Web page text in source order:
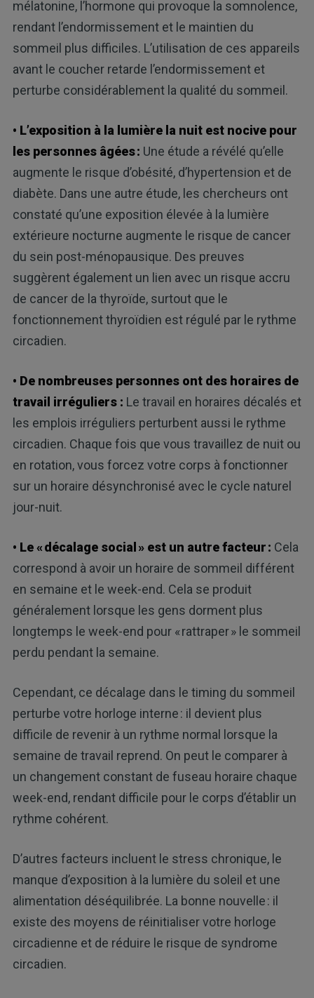
mélatonine, l’hormone qui provoque la somnolence,
rendant l’endormissement et le maintien du
sommeil plus difficiles. L’utilisation de ces appareils
avant le coucher retarde l’endormissement et
perturbe considérablement la qualité du sommeil.
• L’exposition à la lumière la nuit est nocive pour
les personnes âgées : Une étude a révélé qu’elle
augmente le risque d’obésité, d’hypertension et de
diabète. Dans une autre étude, les chercheurs ont
constaté qu’une exposition élevée à la lumière
extérieure nocturne augmente le risque de cancer
du sein post-ménopausique. Des preuves
suggèrent également un lien avec un risque accru
de cancer de la thyroïde, surtout que le
fonctionnement thyroïdien est régulé par le rythme
circadien.
• De nombreuses personnes ont des horaires de
travail irréguliers : Le travail en horaires décalés et
les emplois irréguliers perturbent aussi le rythme
circadien. Chaque fois que vous travaillez de nuit ou
en rotation, vous forcez votre corps à fonctionner
sur un horaire désynchronisé avec le cycle naturel
jour-nuit.
• Le « décalage social » est un autre facteur : Cela
correspond à avoir un horaire de sommeil différent
en semaine et le week-end. Cela se produit
généralement lorsque les gens dorment plus
longtemps le week-end pour « rattraper » le sommeil
perdu pendant la semaine.
Cependant, ce décalage dans le timing du sommeil
perturbe votre horloge interne : il devient plus
difficile de revenir à un rythme normal lorsque la
semaine de travail reprend. On peut le comparer à
un changement constant de fuseau horaire chaque
week-end, rendant difficile pour le corps d’établir un
rythme cohérent.
D’autres facteurs incluent le stress chronique, le
manque d’exposition à la lumière du soleil et une
alimentation déséquilibrée. La bonne nouvelle : il
existe des moyens de réinitialiser votre horloge
circadienne et de réduire le risque de syndrome
circadien.